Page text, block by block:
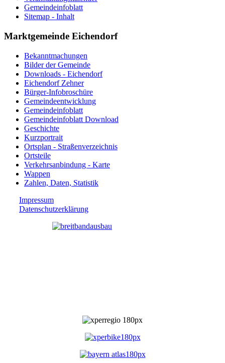
Gemeindeinfoblatt
Sitemap - Inhalt
Marktgemeinde Eichendorf
Bekanntmachungen
Bilder der Gemeinde
Downloads - Eichendorf
Eichendorf Zehner
Bürger-Infobroschüre
Gemeindeentwicklung
Gemeindeinfoblatt
Gemeindeinfoblatt Download
Geschichte
Kurzportrait
Ortsplan - Straßenverzeichnis
Ortsteile
Verkehrsanbindung - Karte
Wappen
Zahlen, Daten, Statistik
Impressum
Datenschutzerklärung